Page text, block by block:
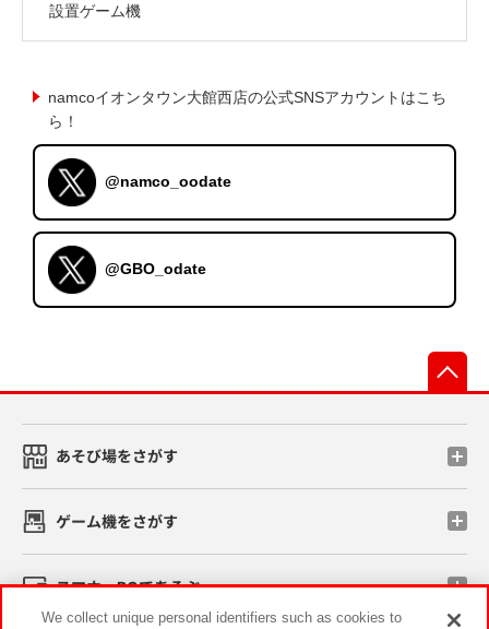
設置ゲーム機
namcoイオンタウン大館西店の公式SNSアカウントはこち
ら！
@namco_oodate
@GBO_odate
あそび場をさがす
ゲーム機をさがす
スマホ・PCであそぶ
We collect unique personal identifiers such as cookies to